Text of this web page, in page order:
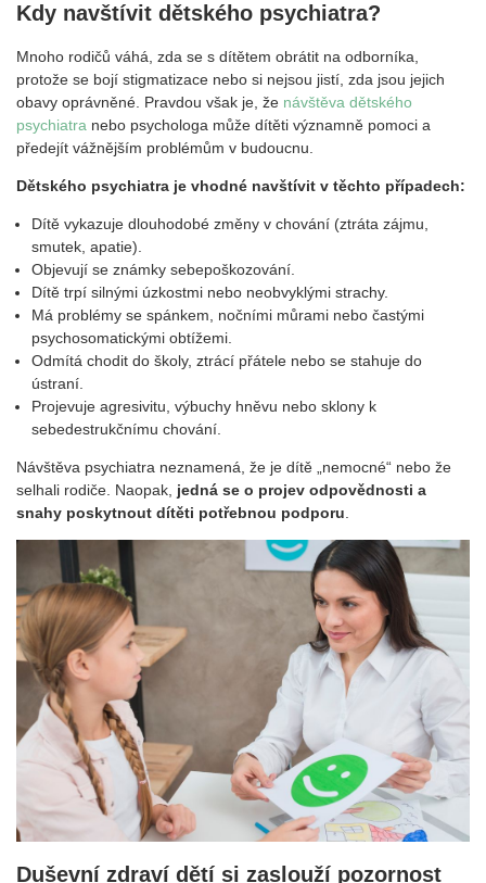
Kdy navštívit dětského psychiatra?
Mnoho rodičů váhá, zda se s dítětem obrátit na odborníka,
protože se bojí stigmatizace nebo si nejsou jistí, zda jsou jejich
obavy oprávněné. Pravdou však je, že návštěva dětského
psychiatra nebo psychologa může dítěti významně pomoci a
předejít vážnějším problémům v budoucnu.
Dětského psychiatra je vhodné navštívit v těchto případech:
Dítě vykazuje dlouhodobé změny v chování (ztráta zájmu,
smutek, apatie).
Objevují se známky sebepoškozování.
Dítě trpí silnými úzkostmi nebo neobvyklými strachy.
Má problémy se spánkem, nočními můrami nebo častými
psychosomatickými obtížemi.
Odmítá chodit do školy, ztrácí přátele nebo se stahuje do
ústraní.
Projevuje agresivitu, výbuchy hněvu nebo sklony k
sebedestrukčnímu chování.
Návštěva psychiatra neznamená, že je dítě „nemocné“ nebo že
selhali rodiče. Naopak, jedná se o projev odpovědnosti a
snahy poskytnout dítěti potřebnou podporu
Duševní zdraví dětí si zaslouží pozornost